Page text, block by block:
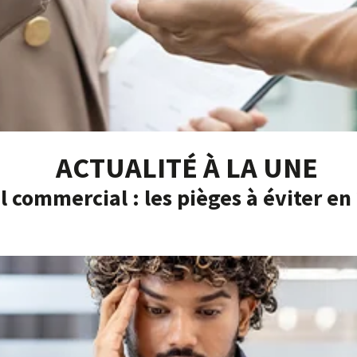
ACTUALITÉ À LA UNE
commercial : les pièges à éviter en